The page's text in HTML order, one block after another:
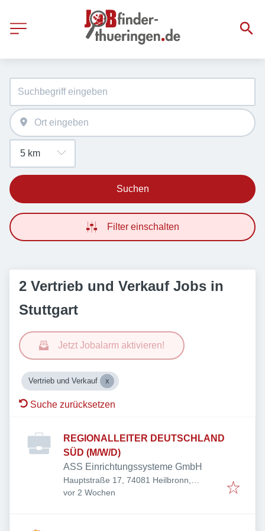
Suchen
Filter einschalten
2 Vertrieb und Verkauf Jobs in
Stuttgart
Jetzt Jobalarm aktivieren!
Vertrieb und Verkauf
Suche zurücksetzen
REGIONALLEITER DEUTSCHLAND
SÜD (M/W/D)
ASS Einrichtungssysteme GmbH
Hauptstraße 17, 74081 Heilbronn,
Deutschland
Veröffentlicht:
vor 2 Wochen